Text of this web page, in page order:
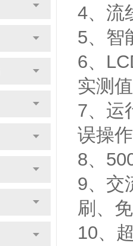
4、流
5、智
6、
实测
7、运
误操
8、
9、交
刷、
10、